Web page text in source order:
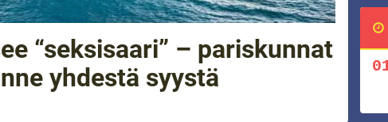
“seksisaari” – pariskunnat
yhdestä syystä